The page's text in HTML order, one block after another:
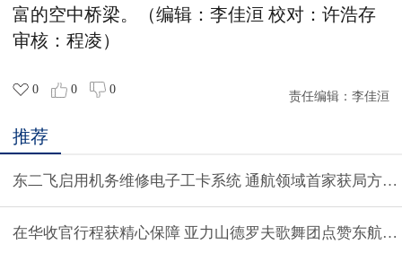
富的空中桥梁。 （编辑：李佳洹 校对：许浩存
审核：程凌）
0 0 0
责任编辑： 李佳洹
推荐
东二飞启用机务维修电子工卡系统 通航领域首家获局方认
在华收官行程获精心保障 亚力山德罗夫歌舞团点赞东航江